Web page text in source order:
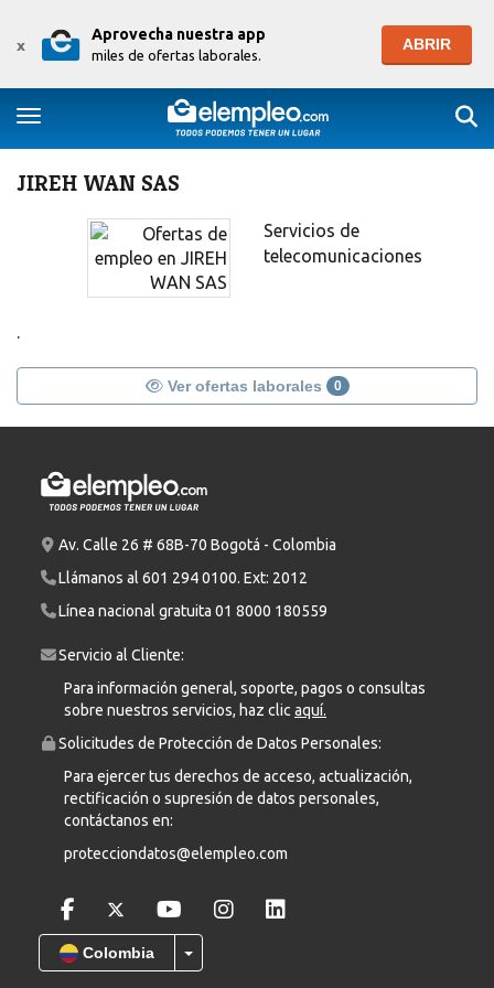
x
Aprovecha nuestra app
miles de ofertas laborales.
ABRIR
Toggle navigation
JIREH WAN SAS
Servicios de
telecomunicaciones
.
Ver ofertas laborales 0
Av. Calle 26 # 68B-70 Bogotá - Colombia
Llámanos al 601 294 0100. Ext: 2012
Línea nacional gratuita 01 8000 180559
Servicio al Cliente:
Para información general, soporte, pagos o consultas
sobre nuestros servicios, haz clic aquí.
Solicitudes de Protección de Datos Personales:
Para ejercer tus derechos de acceso, actualización,
rectificación o supresión de datos personales,
contáctanos en:
protecciondatos@elempleo.com
Colombia